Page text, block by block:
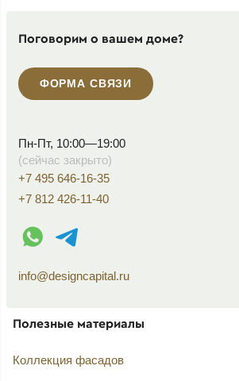
Поговорим о вашем доме?
ФОРМА СВЯЗИ
Пн-Пт, 10:00—19:00
(сейчас закрыто)
+7 495 646-16-35
+7 812 426-11-40
WhatsApp контакт
Telegram контакт
info@designcapital.ru
Полезные материалы
Коллекция фасадов